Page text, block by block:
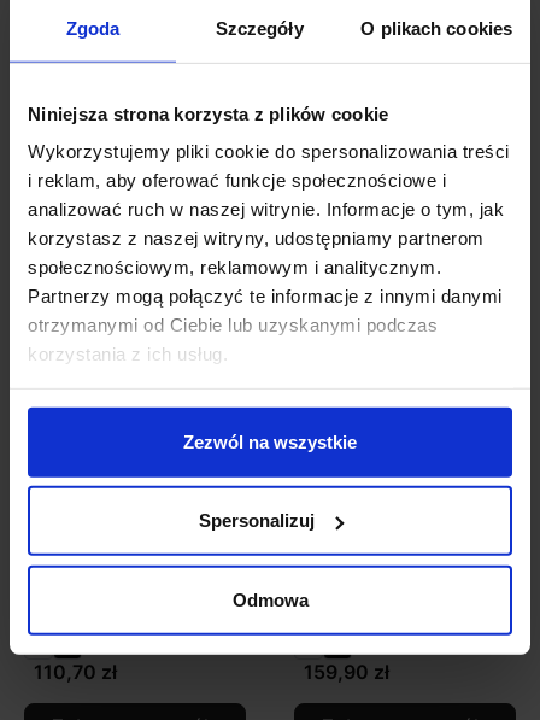
Zgoda Szczegóły O plikach cookies
Niniejsza strona korzysta z plików cookie
Wykorzystujemy pliki cookie do spersonalizowania treści
i reklam, aby oferować funkcje społecznościowe i
analizować ruch w naszej witrynie. Informacje o tym, jak
korzystasz z naszej witryny, udostępniamy partnerom
społecznościowym, reklamowym i analitycznym.
Partnerzy mogą połączyć te informacje z innymi danymi
otrzymanymi od Ciebie lub uzyskanymi podczas
korzystania z ich usług.
Zezwól na wszystkie
Spersonalizuj
Odmowa
DOT8 magnetyczna
246,00 zł
Zobacz szczegóły
DOT8 SPOT
307,50 zł
Zobacz szczegóły
LOONARI MICROLINE
110,70 zł
LOONARI MICROLINE
wpuszczana typ B
159,90 zł